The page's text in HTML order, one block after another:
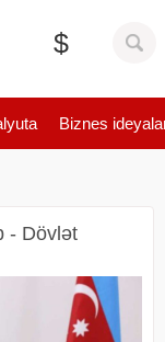
$
Biznes
- Dövlət